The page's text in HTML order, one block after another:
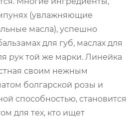
(увлажняющие
масла), успешно
для губ, маслах для
рук той же марки. Линейка
своим нежным
болгарской розы и
способностью, становится
для тех, кто ищет